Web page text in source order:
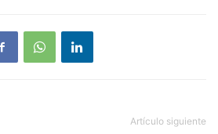
Artículo siguiente